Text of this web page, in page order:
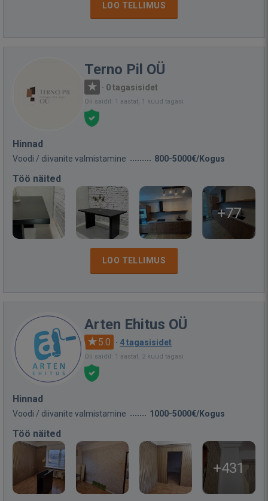
LOO TELLIMUS
Terno Pil OÜ
· 0 tagasisidet
Oli saidil: 1 aastat, 1 kuud tagasi
Hinnad
Voodi / diivanite valmistamine 800-5000€/Kogus
Töö näited
+77
LOO TELLIMUS
Arten Ehitus OÜ
5.0 · 4 tagasisidet
Oli saidil: 1 aastat, 2 kuud tagasi
Hinnad
Voodi / diivanite valmistamine 1000-5000€/Kogus
Töö näited
+431